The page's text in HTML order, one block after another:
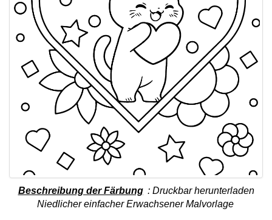
Beschreibung der Färbung : Druckbar herunterladen
Niedlicher einfacher Erwachsener Malvorlage